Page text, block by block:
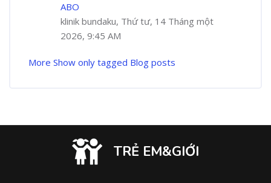
ABO
klinik bundaku, Thứ tư, 14 Tháng một
2026, 9:45 AM
More Show only tagged Blog posts
TRẺ EM&GIỚI